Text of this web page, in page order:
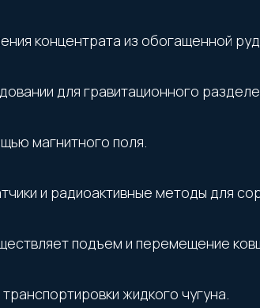
концентрата из обогащенной
для гравитационного
магнитного поля.
и радиоактивные методы для
подъем и перемещение
жидкого чугуна.